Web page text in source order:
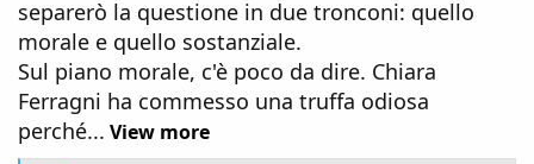
separerò la questione in due tronconi: quello
morale e quello sostanziale.
Sul piano morale, c'è poco da dire. Chiara
Ferragni ha commesso una truffa odiosa
perché... View more